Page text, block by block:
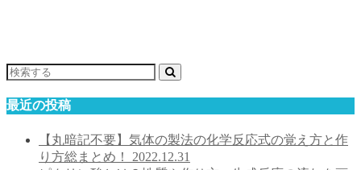
最近の投稿
【丸暗記不要】気体の製法の化学反応式の覚え方と作
り方総まとめ！ 2022.12.31